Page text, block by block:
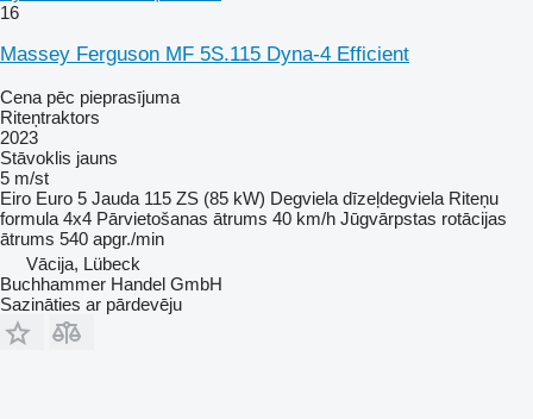
16
Massey Ferguson MF 5S.115 Dyna-4 Efficient
Cena pēc pieprasījuma
Riteņtraktors
2023
Stāvoklis jauns
5 m/st
Eiro Euro 5 Jauda 115 ZS (85 kW) Degviela dīzeļdegviela Riteņu
formula 4x4 Pārvietošanas ātrums 40 km/h Jūgvārpstas rotācijas
ātrums 540 apgr./min
Vācija, Lübeck
Buchhammer Handel GmbH
Sazināties ar pārdevēju